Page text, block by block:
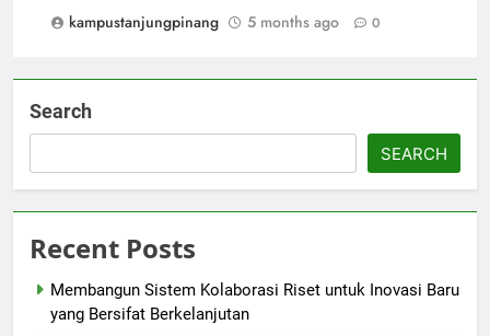
kampustanjungpinang
5 months ago 0
Search
SEARCH
Recent Posts
Membangun Sistem Kolaborasi Riset untuk Inovasi Baru
yang Bersifat Berkelanjutan